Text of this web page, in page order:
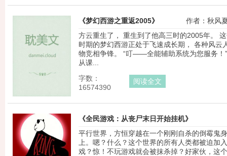
《梦幻西游之重返2005》
作者：秋风
方云重生了， 重生到了他高三时的2005年。
时期的梦幻西游正处于飞速成长期， 各种风云
物竞相争锋。 “叮——全能辅助系统为您服务！”
从课...
字数：
16574390
阅读全文
《全民游戏：从丧尸末日开始挂机》
作者：帝国黑铁
平行世界，方恒穿越在一个刚刚自杀的倒霉鬼身
上。嗯？什么？这个世界的所有人类都被迫加
戏？惊！不玩游戏就会被抹杀掉？好家伙，这